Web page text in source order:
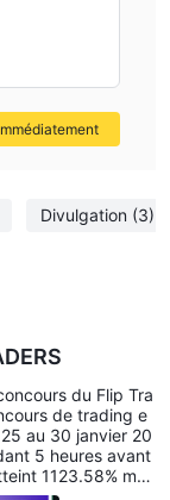
Divulgation (3)
du Flip Tra
au 30 janvier 20
1123.58% mai
a laissé mon co